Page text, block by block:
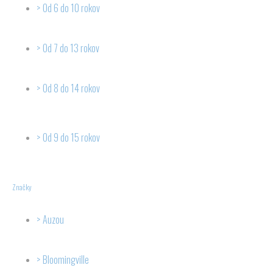
Od 6 do 10 rokov
Od 7 do 13 rokov
Od 8 do 14 rokov
Od 9 do 15 rokov
Značky
Auzou
Bloomingville